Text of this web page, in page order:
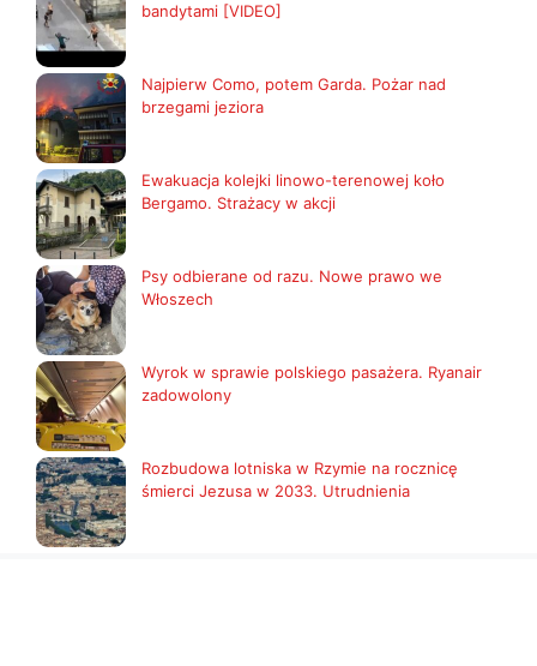
bandytami [VIDEO]
Najpierw Como, potem Garda. Pożar nad
brzegami jeziora
Ewakuacja kolejki linowo-terenowej koło
Bergamo. Strażacy w akcji
Psy odbierane od razu. Nowe prawo we
Włoszech
Wyrok w sprawie polskiego pasażera. Ryanair
zadowolony
Rozbudowa lotniska w Rzymie na rocznicę
śmierci Jezusa w 2033. Utrudnienia